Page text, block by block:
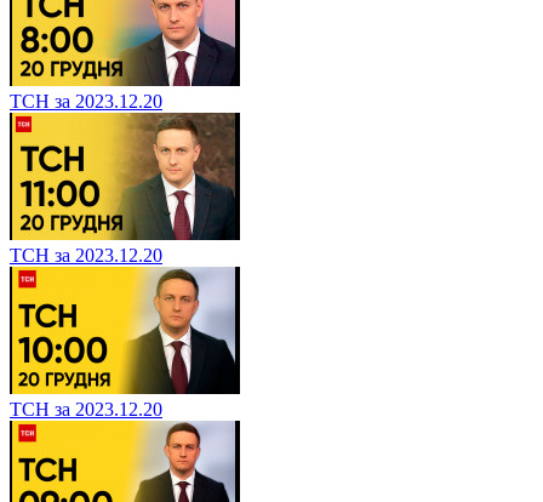
ТСН за 2023.12.20
ТСН за 2023.12.20
ТСН за 2023.12.20